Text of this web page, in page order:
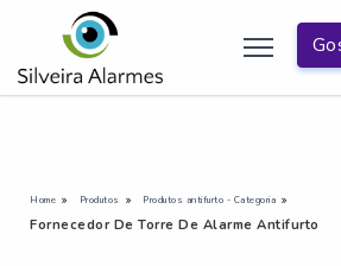
Home Produtos Produtos antifurto - Categoria
Fornecedor De Torre De Alarme Antifurto